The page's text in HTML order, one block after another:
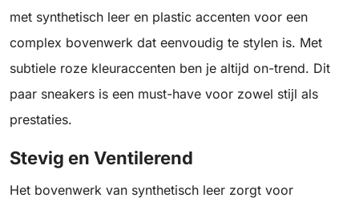
met synthetisch leer en plastic accenten voor een
complex bovenwerk dat eenvoudig te stylen is. Met
subtiele roze kleuraccenten ben je altijd on-trend. Dit
paar sneakers is een must-have voor zowel stijl als
prestaties.
Stevig en Ventilerend
Het bovenwerk van synthetisch leer zorgt voor